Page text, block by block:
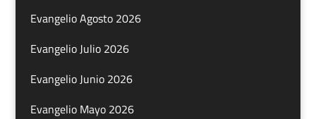
Evangelio Agosto 2026
Evangelio Julio 2026
Evangelio Junio 2026
Evangelio Mayo 2026